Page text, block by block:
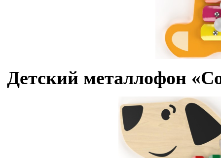
Детский металлофон